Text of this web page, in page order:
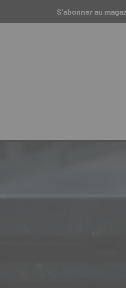
S’abonner au